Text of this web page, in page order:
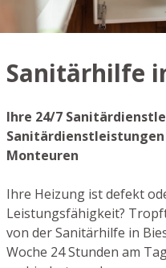
Sanitärhilfe
Ihre 24/7
Monteuren
Ihre Heizung ist defekt
Leistungsfähigkeit?
von der Sanitärhilfe in
Woche 24 Stunden am